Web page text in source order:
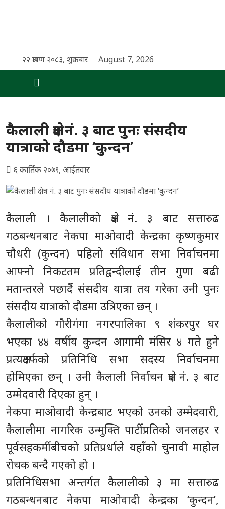
२२ श्रावण २०८३, शुक्रबार August 7, 2026
कैलाली क्षेत्र नं. ३ बाट पुनः संसदीय
यात्राको दौडमा ‘कुन्दन’
६ कार्तिक २०७९, आईतवार
कैलाली । कैलालीको क्षेत्र नं. ३ बाट सत्तारुढ
गठबन्धनबाट नेकपा माओवादी केन्द्रका कृष्णकुमार
चौधरी (कुन्दन) पहिलो संविधान सभा निर्वाचनमा
आफ्नो निकटतम प्रतिद्वन्दीलाई तीन गुणा बढी
मतान्तरले पछार्दै संसदीय यात्रा तय गरेका उनी पुनः
संसदीय यात्राको दौडमा उत्रिएका छन् ।
कैलालीको गौरीगंगा नगरपालिका ९ शंकरपुर घर
भएका ४४ वर्षीय कुन्दन आगामी मंसिर ४ गते हुने
प्रत्यक्षतर्फको प्रतिनिधि सभा सदस्य निर्वाचनमा
होमिएका छन् । उनी कैलाली निर्वाचन क्षेत्र नं. ३ बाट
उम्मेदवारी दिएका हुन् ।
नेकपा माओवादी केन्द्रबाट भएको उनको उम्मेदवारी,
कैलालीमा नागरिक उन्मुक्ति पार्टीप्रतिको जनलहर र
पूर्वसहकर्मीबीचको प्रतिप्रर्धाले यहाँको चुनावी माहोल
रोचक बन्दै गएको हो ।
प्रतिनिधिसभा अन्तर्गत कैलालीको ३ मा सत्तारुढ
गठबन्धनबाट नेकपा माओवादी केन्द्रका ‘कुन्दन’,